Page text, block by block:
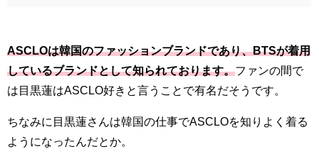
ASCLOは韓国のファッションブランドであり、BTSが着用
しているブランドとして知られております。ファンの間で
は目黒蓮はASCLO好きと言うことで有名だそうです。
ちなみに目黒蓮さんは韓国の仕事でASCLOを知りよく着る
ようになったんだとか。